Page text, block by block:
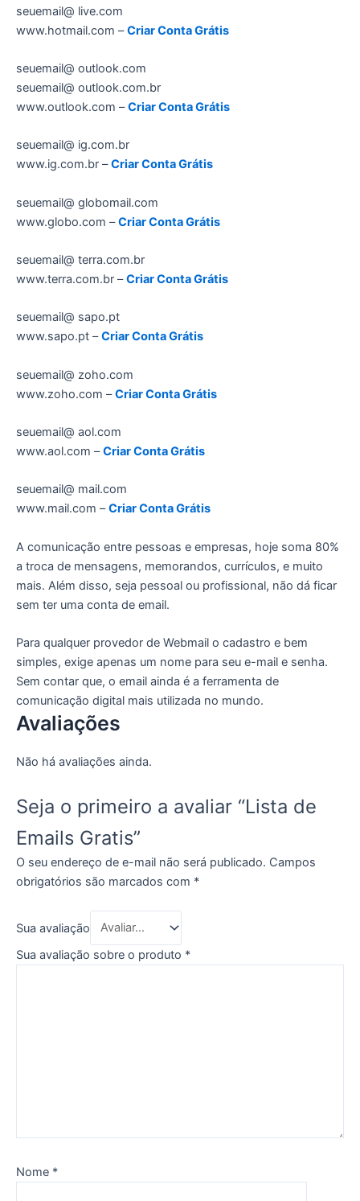
seuemail@ live.com
www.hotmail.com –Criar Conta Grátis
seuemail@ outlook.com
seuemail@ outlook.com.br
www.outlook.com –Criar Conta Grátis
seuemail@ ig.com.br
www.ig.com.br –Criar Conta Grátis
seuemail@ globomail.com
www.globo.com –Criar Conta Grátis
seuemail@ terra.com.br
www.terra.com.br –Criar Conta Grátis
seuemail@ sapo.pt
www.sapo.pt –Criar Conta Grátis
seuemail@ zoho.com
www.zoho.com –Criar Conta Grátis
seuemail@ aol.com
www.aol.com –Criar Conta Grátis
seuemail@ mail.com
www.mail.com –Criar Conta Grátis
A comunicação entre pessoas e empresas, hoje soma 80%
a troca de mensagens, memorandos, currículos, e muito
mais. Além disso, seja pessoal ou profissional, não dá ficar
sem ter uma conta de email.
Para qualquer provedor de Webmail o cadastro e bem
simples, exige apenas um nome para seu e-mail e senha.
Sem contar que, o email ainda é a ferramenta de
comunicação digital mais utilizada no mundo.
Avaliações
Não há avaliações ainda.
Seja o primeiro a avaliar “Lista de
Emails Gratis”
O seu endereço de e-mail não será publicado. Campos
obrigatórios são marcados com *
Sua avaliação
Sua avaliação sobre o produto *
Nome *